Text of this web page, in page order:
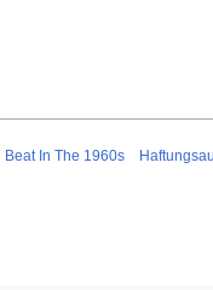
Beat In The 1960s